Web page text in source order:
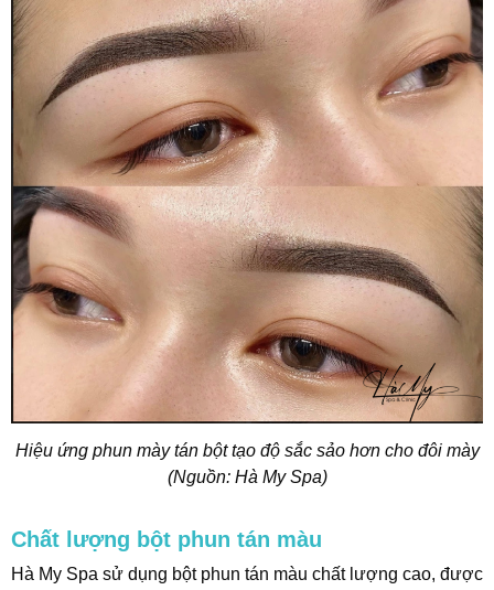
Hiệu ứng phun mày tán bột tạo độ sắc sảo hơn cho đôi mày
(Nguồn: Hà My Spa)
Chất lượng bột phun tán màu
Hà My Spa sử dụng bột phun tán màu chất lượng cao, được